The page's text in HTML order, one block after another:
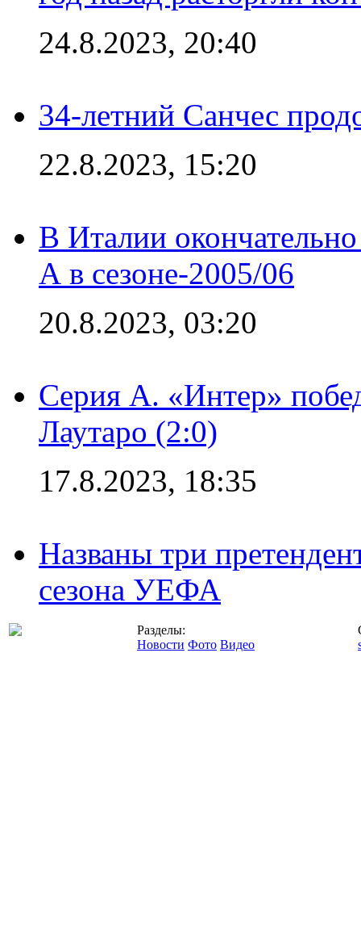
24.8.2023, 20:40
34-летний Санчес
22.8.2023, 15:20
В Италии
А в сезоне-2005/06
20.8.2023, 03:20
Серия А. «Интер»
Лаутаро (2:0)
17.8.2023, 18:35
Названы три
сезона УЕФА
Разделы:
Новости Фото Видео